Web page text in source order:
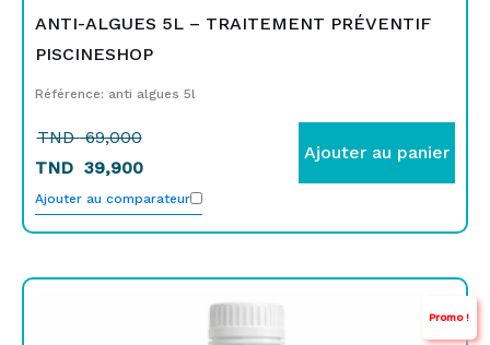
ANTI-ALGUES 5L – TRAITEMENT PRÉVENTIF
PISCINESHOP
Référence: anti algues 5l
TND69,000
TND 39,900
Ajouter au panier
Ajouter au comparateur
Promo !